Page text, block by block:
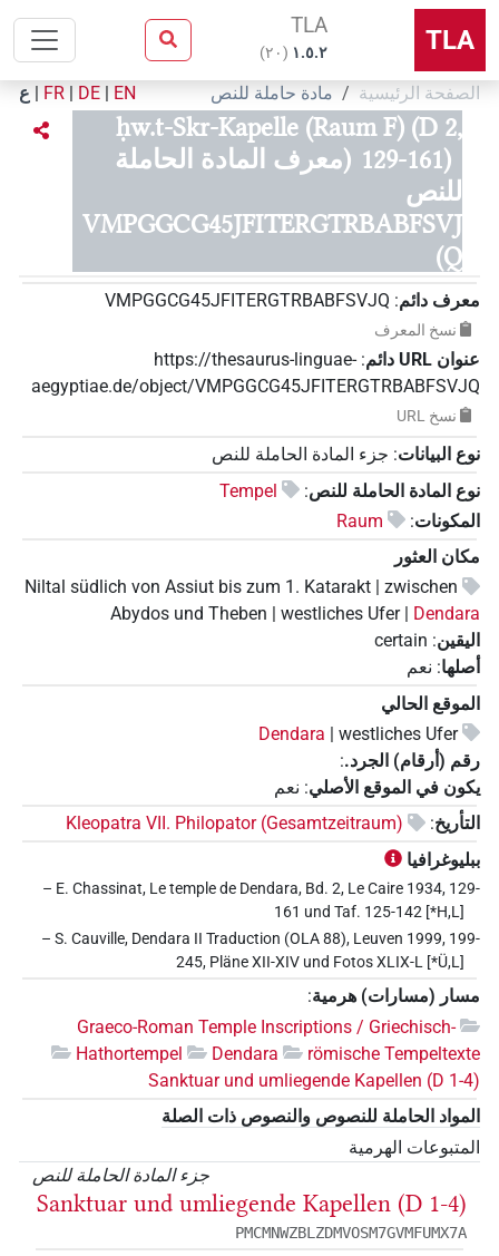
TLA
TLA
۱.٥.٢ (٢٠)
الصفحة الرئيسية مادة حاملة للنص EN
|
DE
|
FR
| ع
ḥw.t-Skr-Kapelle (Raum F) (D 2,
129-161) (معرف المادة الحاملة
للنص
VMPGGCG45JFITERGTRBABFSVJ
Q)
معرف دائم:
VMPGGCG45JFITERGTRBABFSVJQ
نسخ المعرف
عنوان‏ ‏URL‏ دائم :
https://thesaurus-linguae-
aegyptiae.de/object/VMPGGCG45JFITERGTRBABFSVJQ
نسخ‏ ‏URL
نوع البيانات: جزء المادة الحاملة للنص
نوع المادة الحاملة للنص:
Tempel
المكونات:
Raum
مكان العثور
Niltal südlich von Assiut bis zum 1. Katarakt | zwischen
Abydos und Theben | westliches Ufer |
Dendara
اليقين:
certain
أصلها: نعم
الموقع الحالي
westliches Ufer |
Dendara
رقم (أرقام) الجرد.:
يكون في الموقع الأصلي: نعم
التأريخ:
Kleopatra VII. Philopator (Gesamtzeitraum)
ببليوغرافيا
– E. Chassinat, Le temple de Dendara, Bd. 2, Le Caire 1934, 129-
161 und Taf. 125-142 [*H,L]
– S. Cauville, Dendara II Traduction (OLA 88), Leuven 1999, 199-
245, Pläne XII-XIV und Fotos XLIX-L [*Ü,L]
مسار (مسارات) هرمية:
Graeco-Roman Temple Inscriptions / Griechisch-
römische Tempeltexte
Dendara
Hathortempel
Sanktuar und umliegende Kapellen (D 1-4)
المواد الحاملة للنصوص والنصوص ذات الصلة
المتبوعات الهرمية
جزء المادة الحاملة للنص
Sanktuar und umliegende Kapellen (D 1-4)
PMCMNWZBLZDMVOSM7GVMFUMX7A